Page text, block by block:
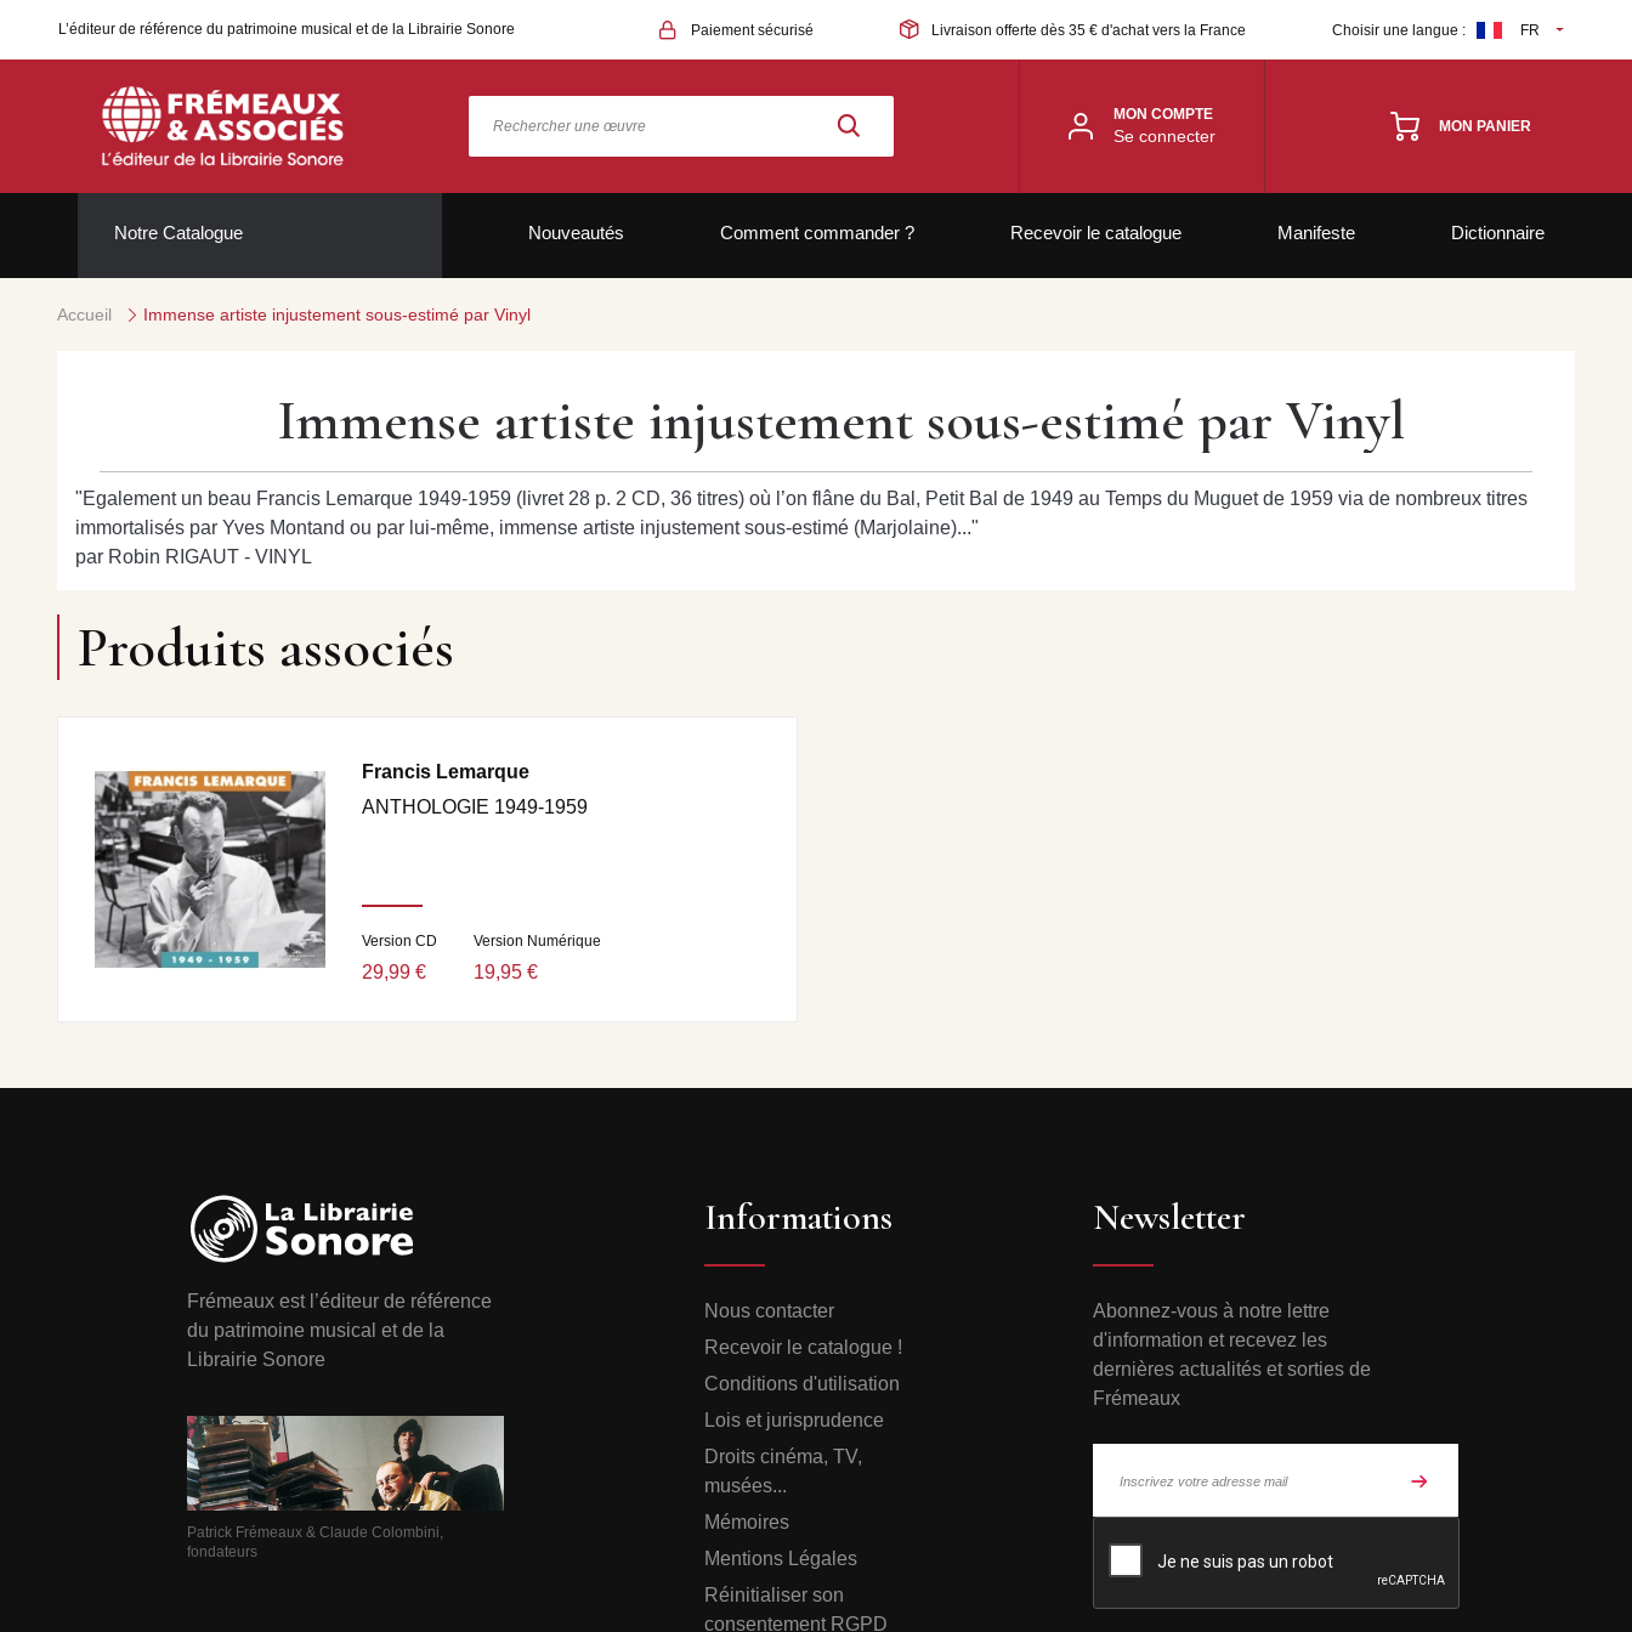
L’éditeur de référence du patrimoine musical et de la Librairie Sonore Paiement sécurisé Livraison offerte dès 35 € d'achat vers la France Choisir une langue : FR
MON COMPTE
Se connecter MON PANIER
Notre Catalogue Nouveautés Comment commander ? Recevoir le catalogue Manifeste Dictionnaire
Accueil Immense artiste injustement sous-estimé par Vinyl
Immense artiste injustement sous-estimé par Vinyl
"Egalement un beau Francis Lemarque 1949-1959 (livret 28 p. 2 CD, 36 titres) où l’on flâne du Bal, Petit Bal de 1949 au Temps du Muguet de 1959 via de nombreux titres
immortalisés par Yves Montand ou par lui-même, immense artiste injustement sous-estimé (Marjolaine)..."
par Robin RIGAUT - VINYL
Produits associés
Francis Lemarque
ANTHOLOGIE 1949-1959
Version CD
29,99 €
Version Numérique
19,95 €
Frémeaux est l’éditeur de référence
du patrimoine musical et de la
Librairie Sonore
Patrick Frémeaux & Claude Colombini,
fondateurs
Informations
Nous contacter
Recevoir le catalogue !
Conditions d'utilisation
Lois et jurisprudence
Droits cinéma, TV,
musées...
Mémoires
Mentions Légales
Réinitialiser son
consentement RGPD
Newsletter
Abonnez-vous à notre lettre
d'information et recevez les
dernières actualités et sorties de
Frémeaux